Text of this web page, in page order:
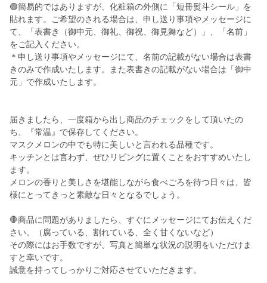
🟢簡易的ではありますが、化粧箱の外側に「短冊熨斗シール」を
貼れます。ご希望のされる場合は、申し送り事項やメッセージに
て、「表書き（御中元、御礼、御祝、御見舞など）」、「名前」
をご記入ください。
＊申し送り事項やメッセージにて、名前の記載がない場合は表書
きのみで作成いたします。また表書きの記載がない場合は「御中
元」で作成いたします。
届きましたら、一度箱から出し商品のチェックをして頂いたの
ち、『常温』で保存してください。
マスクメロンの中でも特に美しいと言われる品種です。
キッチンとは言わず、ぜひリビングに置くことをおすすめいたし
ます。
メロンの香りと美しさを堪能しながら食べごろを待つ日々は、皆
様にとってきっと素敵な日々となるでしょう。
🛑商品に問題がありましたら、すぐにメッセージにてお伝えくだ
さい。（腐っている、割れている、全く甘くないなど）
その際にはお手数ですが、写真と簡単な状況の説明をいただけま
すと幸いです。
誠意を持ってしっかりご対応させていただきます。